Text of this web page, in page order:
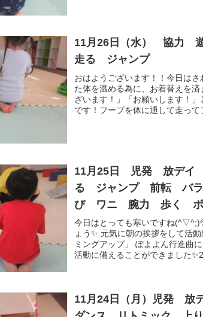
11月26日（水） 協
走る ジャンプ
おはようございます！！今日は
た体を温める為に、お着替えを
ざいます！」「お願いします！
です！フープを体に通して走って
11月25日 児発 放デ
る ジャンプ 前転 バラ
び ワニ 腕力 歩く ボ
今日はとっても寒いですね
ょう✨ 元気に朝の挨拶をして活
ミングアップ」 ぽよよん行進曲
活動に備えることができました
11月24日（月）児発